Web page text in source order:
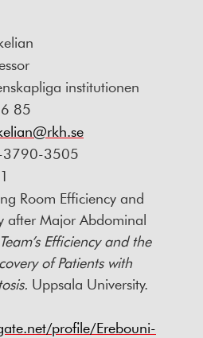
institutionen
85
3505
Room Efficiency and
after Major Abdominal
Efficiency and the
of Patients with
Uppsala University.
profile/Erebouni-